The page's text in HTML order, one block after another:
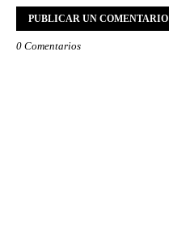
PUBLICAR UN COMENTARIO
0 Comentarios